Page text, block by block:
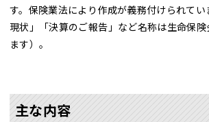
す。保険業法により作成が義務付けられて
現状」「決算のご報告」など名称は生命保険
ます）。
主な内容